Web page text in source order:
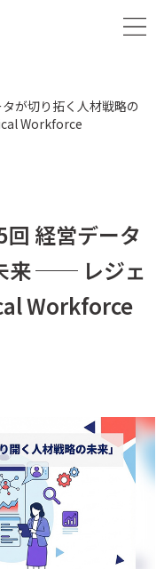
が切り拓く人材戦略の
Workforce
経営データ
来 ── レジェ
Workforce